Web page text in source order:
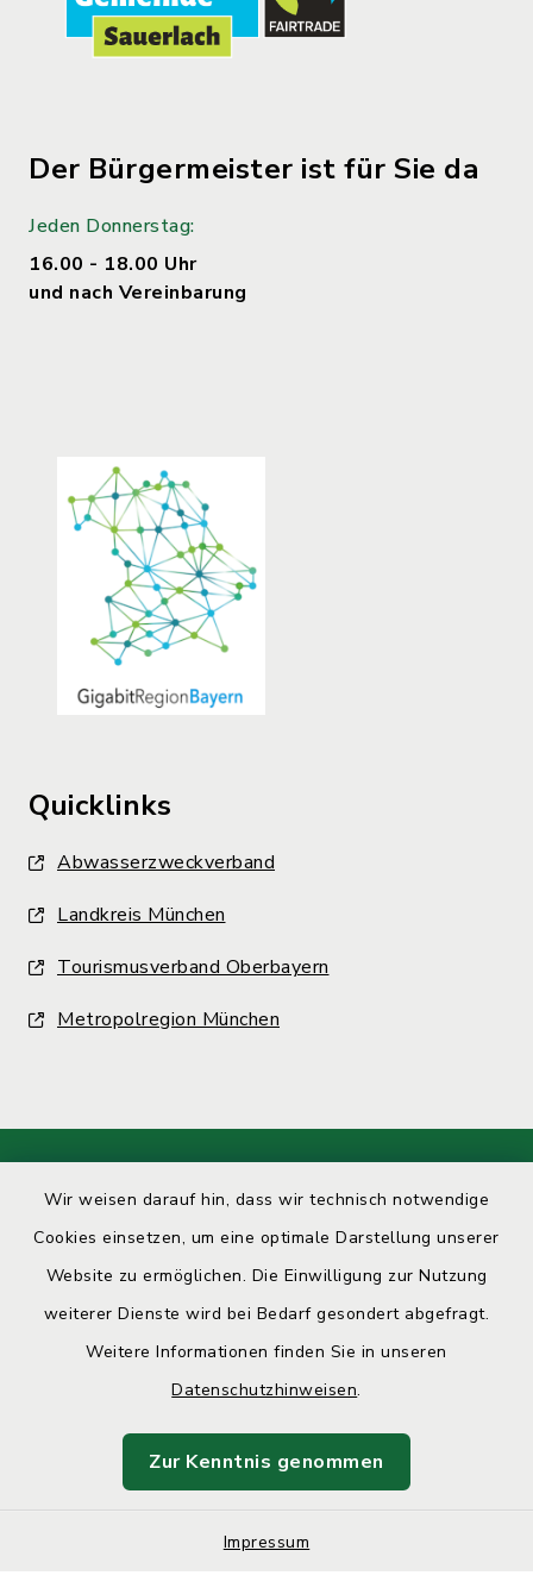
Wir weisen darauf hin, dass wir technisch notwendige
Cookies einsetzen, um eine optimale Darstellung unserer
Website zu ermöglichen. Die Einwilligung zur Nutzung
weiterer Dienste wird bei Bedarf gesondert abgefragt.
Weitere Informationen finden Sie in unseren
Datenschutzhinweisen.
Zur Kenntnis genommen
Impressum
Der Bürgermeister ist für Sie da
Jeden Donnerstag:
16.00 - 18.00 Uhr
und nach Vereinbarung
Quicklinks
Abwasserzweckverband
Landkreis München
Tourismusverband Oberbayern
Metropolregion München
Kontakt
Datenschutz
Impressum
Cookie-Einstellungen